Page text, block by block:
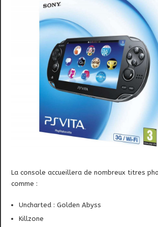
La console accueillera de nombreux titres
comme :
Uncharted : Golden Abyss
Killzone